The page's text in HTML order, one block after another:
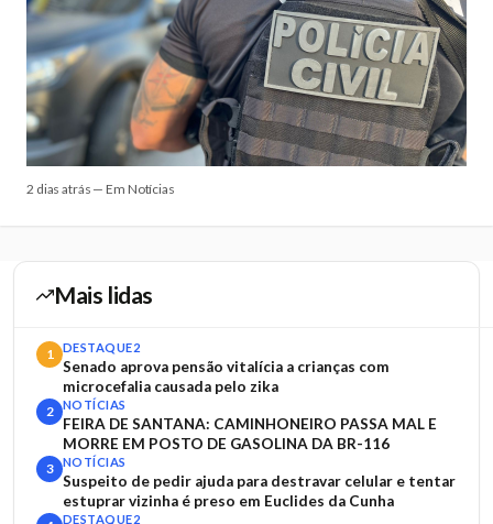
2 dias atrás — Em Notícias
Mais lidas
1 DESTAQUE2
Senado aprova pensão vitalícia a crianças com
microcefalia causada pelo zika
2 NOTÍCIAS
FEIRA DE SANTANA: CAMINHONEIRO PASSA MAL E
MORRE EM POSTO DE GASOLINA DA BR-116
3 NOTÍCIAS
Suspeito de pedir ajuda para destravar celular e tentar
estuprar vizinha é preso em Euclides da Cunha
DESTAQUE2